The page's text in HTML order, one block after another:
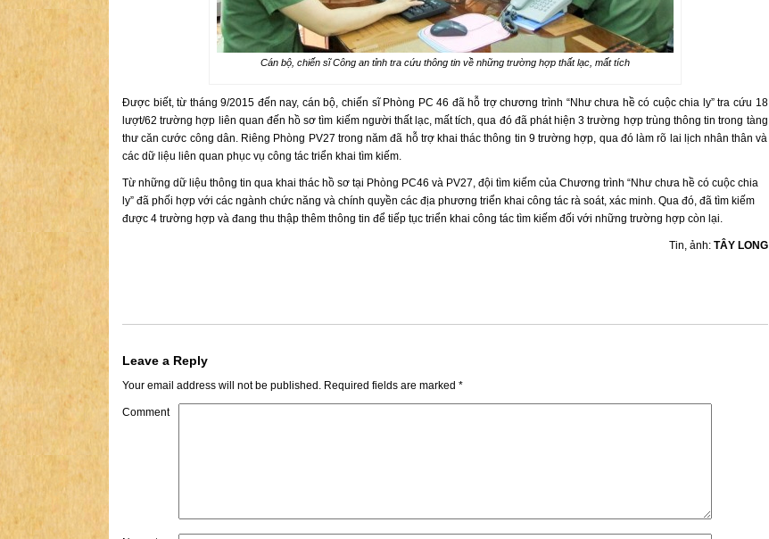
Cán bộ, chiến sĩ Công an tỉnh tra cứu thông tin về những trường hợp thất lạc, mất tích
Được biết, từ tháng 9/2015 đến nay, cán bộ, chiến sĩ Phòng PC 46 đã hỗ trợ chương trình “Như chưa hề có cuộc chia ly” tra cứu 18
lượt/62 trường hợp liên quan đến hồ sơ tìm kiếm người thất lạc, mất tích, qua đó đã phát hiện 3 trường hợp trùng thông tin trong tàng
thư căn cước công dân. Riêng Phòng PV27 trong năm đã hỗ trợ khai thác thông tin 9 trường hợp, qua đó làm rõ lai lịch nhân thân và
các dữ liệu liên quan phục vụ công tác triển khai tìm kiếm.
Từ những dữ liệu thông tin qua khai thác hồ sơ tại Phòng PC46 và PV27, đội tìm kiếm của Chương trình “Như chưa hề có cuộc chia
ly” đã phối hợp với các ngành chức năng và chính quyền các địa phương triển khai công tác rà soát, xác minh. Qua đó, đã tìm kiếm
được 4 trường hợp và đang thu thập thêm thông tin để tiếp tục triển khai công tác tìm kiếm đối với những trường hợp còn lại.
Tin, ảnh: TÂY LONG
Leave a Reply
Your email address will not be published. Required fields are marked *
Comment